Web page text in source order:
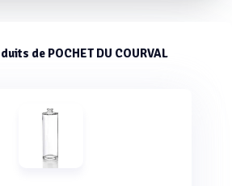
de POCHET DU COURVAL